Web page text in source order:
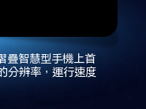
疊智慧型手機上首
分辨率，運行速度